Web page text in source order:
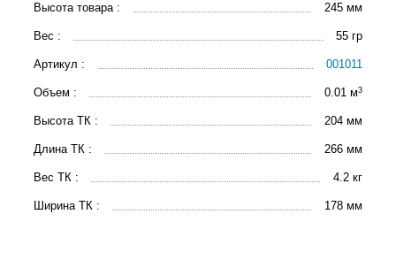
Высота товара : 245 мм
Вес : 55 гр
Артикул : 001011
Объем : 0.01 м3
Высота ТК : 204 мм
Длина ТК : 266 мм
Вес ТК : 4.2 кг
Ширина ТК : 178 мм